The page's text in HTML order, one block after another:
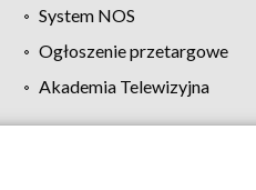
System NOS
Ogłoszenie przetargowe
Akademia Telewizyjna